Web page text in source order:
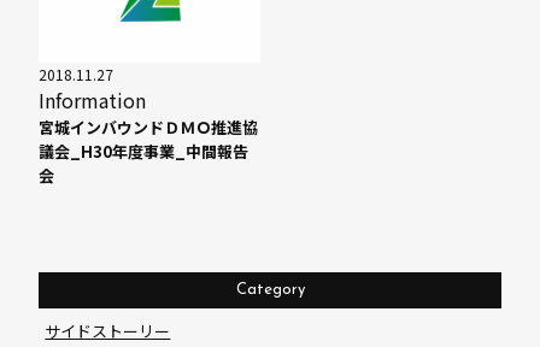
2018.11.27
Information
宮城インバウンドＤＭＯ推進協
議会_H30年度事業_中間報告
会
Category
サイドストーリー